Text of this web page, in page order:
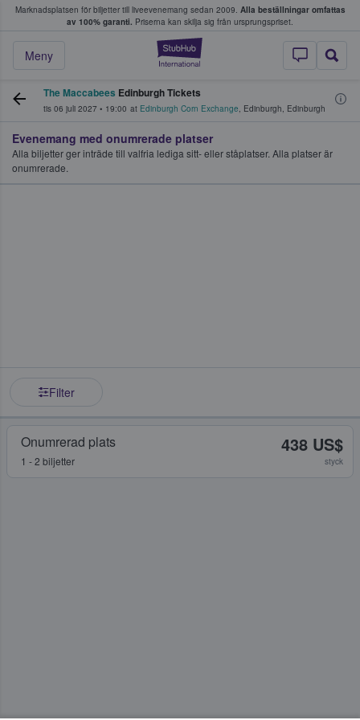
Marknadsplatsen för biljetter till liveevenemang sedan 2009. Alla beställningar omfattas
av 100% garanti. Priserna kan skilja sig från ursprungspriset.
StubHub – där
Meny
köper och säljer biljetter.
The Maccabees Edinburgh Tickets
tis 06 juli 2027 • 19:00 at Edinburgh Corn Exchange, Edinburgh, Edinburgh
Evenemang med onumrerade platser
Alla biljetter ger inträde till valfria lediga sitt- eller ståplatser. Alla platser är
onumrerade.
Filter
Onumrerad plats
1 - 2 biljetter
438 US$
styck